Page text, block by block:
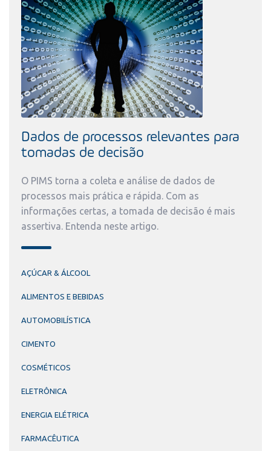
Dados de processos relevantes para
tomadas de decisão
O PIMS torna a coleta e análise de dados de
processos mais prática e rápida. Com as
informações certas, a tomada de decisão é mais
assertiva. Entenda neste artigo.
AÇÚCAR & ÁLCOOL
ALIMENTOS E BEBIDAS
AUTOMOBILÍSTICA
CIMENTO
COSMÉTICOS
ELETRÔNICA
ENERGIA ELÉTRICA
FARMACÊUTICA